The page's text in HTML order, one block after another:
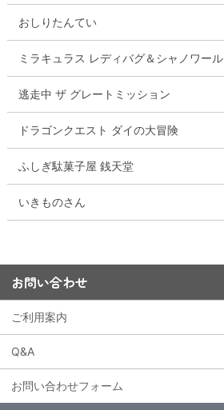
おしりたんてい
ミラキュラス レディバグ＆シャノワール
逃走中 ザ グレートミッション
ドラゴンクエスト ダイの大冒険
ふしぎ駄菓子屋 銭天堂
いきものさん
お問い合わせ
ご利用案内
Q&A
お問い合わせフォーム